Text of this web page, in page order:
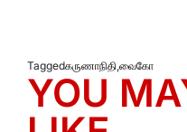
Taggedகருணாநிதி வைகோ
YOU